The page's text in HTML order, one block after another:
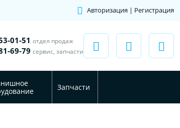
Авторизация | Регистрация
01-51 отдел продаж
69-79 сервис, запчасти
Запчасти